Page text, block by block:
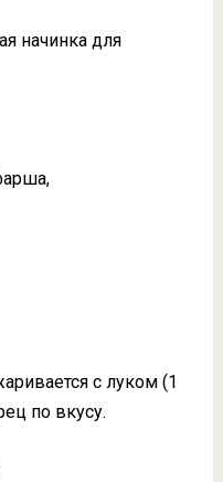
начинка для
с луком (1
по вкусу.